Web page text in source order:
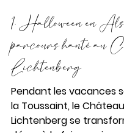
1. Halloween en
parcours hanté au
Lichtenberg
Pendant les vacances
la Toussaint, le
Lichtenberg se